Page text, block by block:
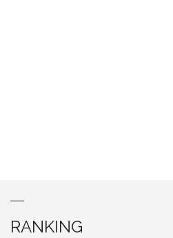
RANKING